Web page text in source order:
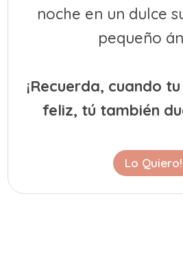
noche en un dulce
pequeño
¡Recuerda, cuando
feliz, tú también
Lo Quiero!